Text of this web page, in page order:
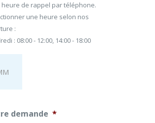
de rappel par téléphone.
une heure selon nos
:
: 08:00 - 12:00, 14:00 - 18:00
demande *